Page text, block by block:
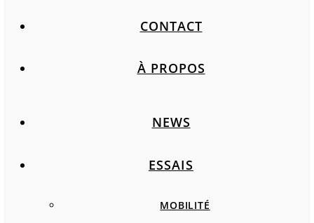
CONTACT
À PROPOS
NEWS
ESSAIS
MOBILITÉ